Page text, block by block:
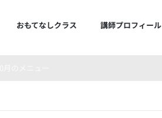
おもてなしクラス 講師プロフィール